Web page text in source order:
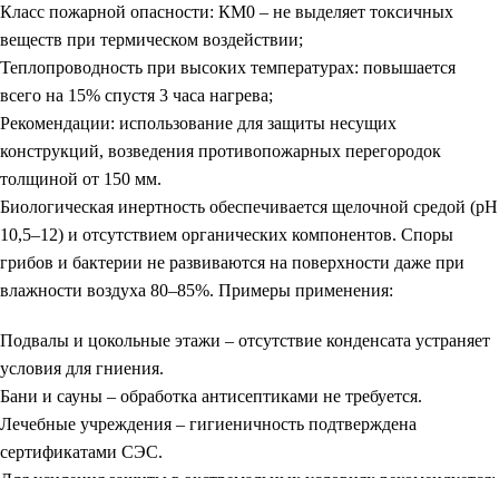
Класс пожарной опасности: КМ0 – не выделяет токсичных
веществ при термическом воздействии;
Теплопроводность при высоких температурах: повышается
всего на 15% спустя 3 часа нагрева;
Рекомендации: использование для защиты несущих
конструкций, возведения противопожарных перегородок
толщиной от 150 мм.
Биологическая инертность обеспечивается щелочной средой (pH
10,5–12) и отсутствием органических компонентов. Споры
грибов и бактерии не развиваются на поверхности даже при
влажности воздуха 80–85%. Примеры применения:
Подвалы и цокольные этажи – отсутствие конденсата устраняет
условия для гниения.
Бани и сауны – обработка антисептиками не требуется.
Лечебные учреждения – гигиеничность подтверждена
сертификатами СЭС.